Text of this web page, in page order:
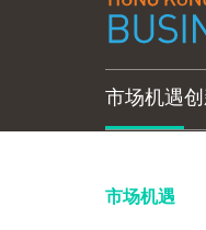
市场机遇
市场机遇